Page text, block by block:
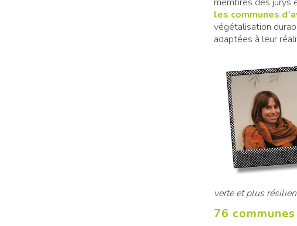
les communes
végétalisation
adaptées à leur
verte et plus
76